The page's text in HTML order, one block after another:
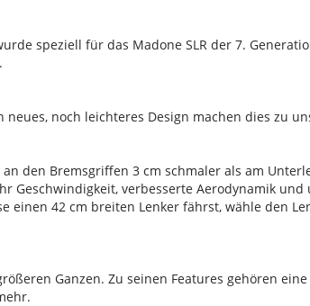
speziell für das Madone SLR der 7.
neues, noch leichteres Design machen dies zu
den Bremsgriffen 3 cm schmaler als am
Geschwindigkeit, verbesserte Aerodynamik
einen 42 cm breiten Lenker fährst, wähle den
Ganzen. Zu seinen Features gehören